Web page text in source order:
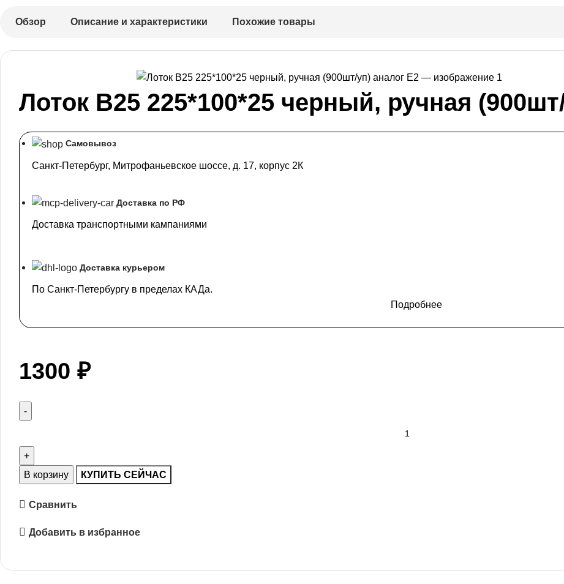
Обзор Описание и характеристики Похожие товары
Лоток В25 225*100*25 черный, ручная
Самовывоз
Санкт-Петербург, Митрофаньевское шоссе, д. 17, корпус 2К
Доставка по РФ
Доставка транспортными кампаниями
Доставка курьером
По Санкт-Петербургу в пределах КАДа.
Подробнее
1300 ₽
В корзину КУПИТЬ СЕЙЧАС
Сравнить
Добавить в избранное